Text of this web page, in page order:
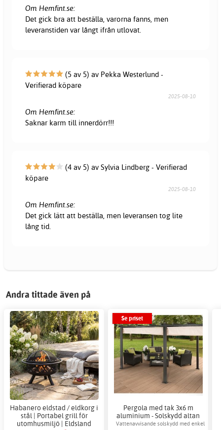
Om Hemfint.se:
Det gick bra att beställa, varorna fanns, men
leveranstiden var långt ifrån utlovat.
(5 av 5) av Pekka Westerlund -
Verifierad köpare
2025-08-10
Om Hemfint.se:
Saknar karm till innerdörr!!!
(4 av 5) av Sylvia Lindberg - Verifierad
köpare
2025-08-10
Om Hemfint.se:
Det gick lätt att beställa, men leveransen tog lite
lång tid.
Andra tittade även på
Habanero eldstad / eldkorg i
stål | Portabel grill för
utomhusmiljö | Eldsland
Se priset
Pergola med tak 3x6 m
aluminium - Solskydd altan
Vattenavvisande solskydd med enkel